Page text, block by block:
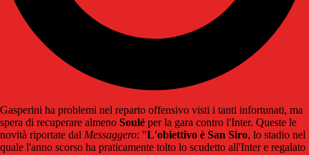
Gasperini ha problemi nel reparto offensivo visti i tanti infortunati, ma
spera di recuperare almeno Soulé per la gara contro l'Inter. Queste le
novità riportate dal Messaggero: "L'obiettivo è San Siro, lo stadio nel
quale l'anno scorso ha praticamente tolto lo scudetto all'Inter e regalato